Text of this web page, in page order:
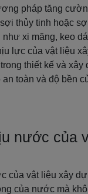
pháp tăng
thủy tinh hoặc
xi măng, keo
lực của vật liệu
thiết kế và xây
toàn và độ bền
nước của
của vật liệu xây
của nước mà